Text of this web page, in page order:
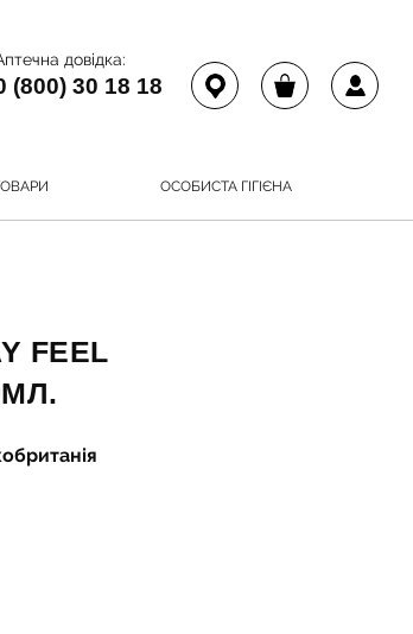
довідка:
(800) 30 18 18
ОСОБИСТА ГІГІЄНА
FEEL